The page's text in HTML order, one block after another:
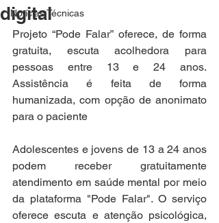
Notícias Técnicas
digital
Projeto “Pode Falar” oferece, de forma
gratuita, escuta acolhedora para
pessoas entre 13 e 24 anos.
Assistência é feita de forma
humanizada, com opção de anonimato
para o paciente
Adolescentes e jovens de 13 a 24 anos
podem receber gratuitamente
atendimento em saúde mental por meio
da plataforma "Pode Falar". O serviço
oferece escuta e atenção psicológica,